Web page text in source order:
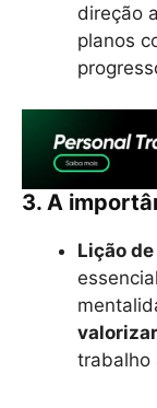
direção
planos
3. A
Lição
trabalho